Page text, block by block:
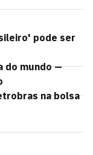
pode ser
do mundo —
na bolsa